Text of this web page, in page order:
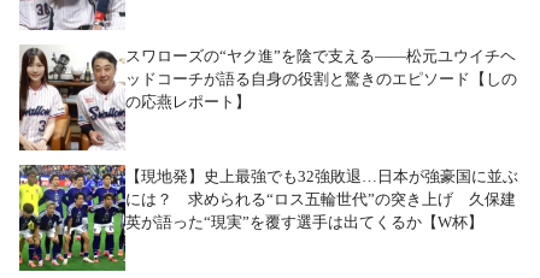
スワローズの“ヤク進”を陰で支える――松元ユウイチヘ
ッドコーチが語る自身の役割と驚きのエピソード【しの
の応燕レポート】
【現地発】史上最強でも32強敗退…日本が強豪国に並ぶ
には？ 求められる“ロス五輪世代”の突き上げ 久保建
英が語った“現実”を覆す選手は出てくるか【W杯】